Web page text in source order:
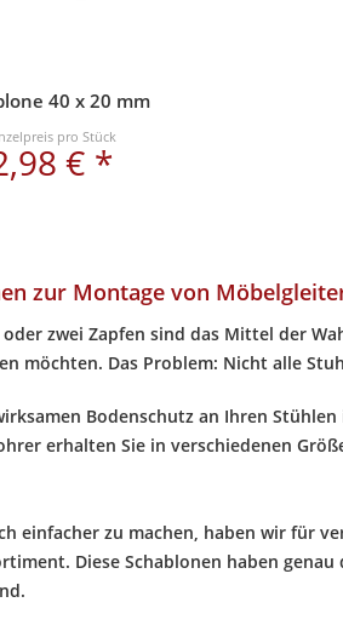
40 x 20 mm
pro Stück
€ *
zur Montage von
zwei Zapfen sind das Mittel der
möchten. Das Problem: Nicht alle
Bodenschutz an Ihren
erhalten Sie in verschiedenen
einfacher zu machen, haben wir für
Diese Schablonen haben